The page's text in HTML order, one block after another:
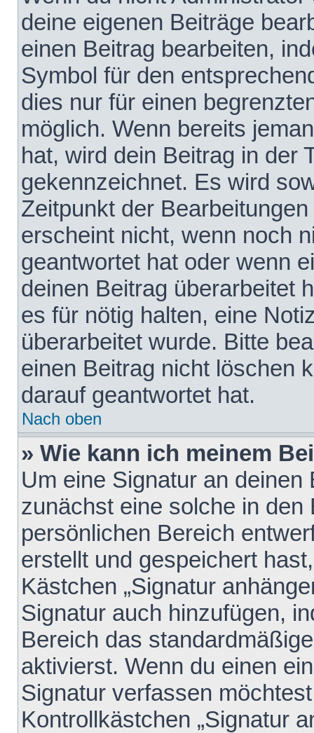
deine eigenen Beiträge
einen Beitrag bearbeiten,
Symbol für den
dies nur für einen
möglich. Wenn bereits
hat, wird dein Beitrag in der
gekennzeichnet. Es wird
Zeitpunkt der
erscheint nicht, wenn noch
geantwortet hat oder wenn
deinen Beitrag überarbeitet
es für nötig halten, eine
überarbeitet wurde. Bitte
einen Beitrag nicht löschen
darauf geantwortet hat.
Nach oben
» Wie kann ich meinem
Um eine Signatur an
zunächst eine solche in den
persönlichen Bereich
erstellt und gespeichert
Kästchen „Signatur
Signatur auch hinzufügen,
Bereich das
aktivierst. Wenn du einen
Signatur verfassen
Kontrollkästchen „Signatur